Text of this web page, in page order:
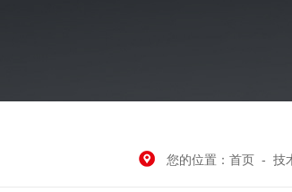
您的位置： 首页 - 技